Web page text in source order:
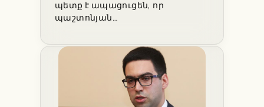
պետք է ապացուցեն, որ
պաշտոնյան…